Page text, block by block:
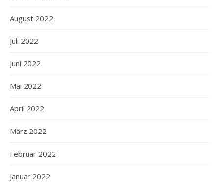
August 2022
Juli 2022
Juni 2022
Mai 2022
April 2022
März 2022
Februar 2022
Januar 2022